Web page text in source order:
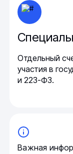
Отдельный
участия в
и 223-ФЗ.
Важная